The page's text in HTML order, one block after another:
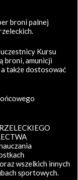
broni palnej
Kursu
broni, amunicji
także dostosować
wszelkich innych
sportowych.